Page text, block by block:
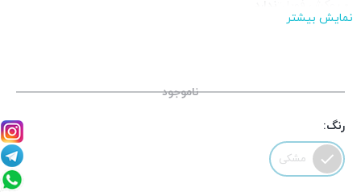
روکش شیلد::
نمایش بیشتر
ناموجود
رنگ:
مشکی